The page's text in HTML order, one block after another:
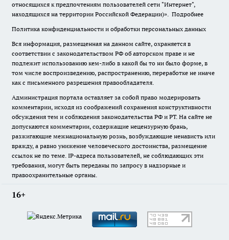
относящихся к предпочтениям пользователей сети "Интернет",
находящихся на территории Российской Федерации)». Подробнее
Политика конфиденциальности и обработки персональных данных
Вся информация, размещенная на данном сайте, охраняется в
соответствии с законодательством РФ об авторском праве и не
подлежит использованию кем-либо в какой бы то ни было форме, в
том числе воспроизведению, распространению, переработке не иначе
как с письменного разрешения правообладателя.
Администрация портала оставляет за собой право модерировать
комментарии, исходя из соображений сохранения конструктивности
обсуждения тем и соблюдения законодательства РФ и РТ. На сайте не
допускаются комментарии, содержащие нецензурную брань,
разжигающие межнациональную рознь, возбуждающие ненависть или
вражду, а равно унижение человеческого достоинства, размещение
ссылок не по теме. IP-адреса пользователей, не соблюдающих эти
требования, могут быть переданы по запросу в надзорные и
правоохранительные органы.
16+